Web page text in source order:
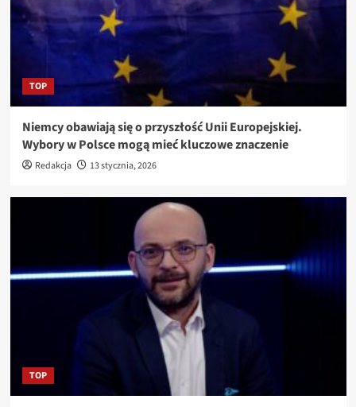
TOP
Niemcy obawiają się o przyszłość Unii Europejskiej.
Wybory w Polsce mogą mieć kluczowe znaczenie
Redakcja 13 stycznia, 2026
TOP